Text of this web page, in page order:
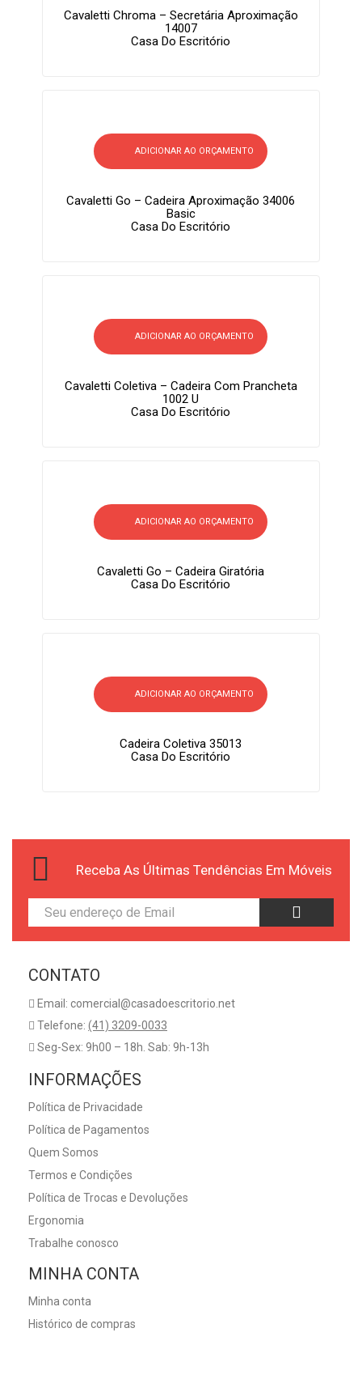
Cavaletti Chroma – Secretária Aproximação
14007
Casa Do Escritório
ADICIONAR AO ORÇAMENTO
Cavaletti Go – Cadeira Aproximação 34006
Basic
Casa Do Escritório
ADICIONAR AO ORÇAMENTO
Cavaletti Coletiva – Cadeira Com Prancheta
1002 U
Casa Do Escritório
ADICIONAR AO ORÇAMENTO
Cavaletti Go – Cadeira Giratória
Casa Do Escritório
ADICIONAR AO ORÇAMENTO
Cadeira Coletiva 35013
Casa Do Escritório
Receba As Últimas Tendências Em Móveis
CONTATO
Email: comercial@casadoescritorio.net
Telefone: (41) 3209-0033
Seg-Sex: 9h00 – 18h. Sab: 9h-13h
INFORMAÇÕES
Política de Privacidade
Política de Pagamentos
Quem Somos
Termos e Condições
Política de Trocas e Devoluções
Ergonomia
Trabalhe conosco
MINHA CONTA
Minha conta
Histórico de compras